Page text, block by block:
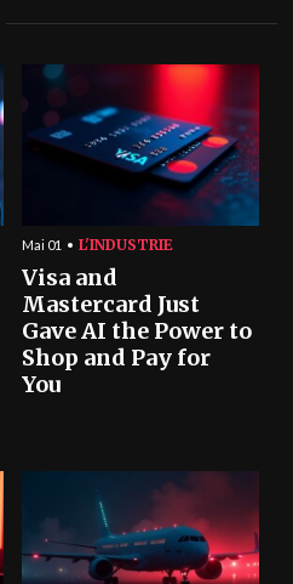
Mai 01 L'INDUSTRIE
Visa and
Mastercard Just
Gave AI the Power to
Shop and Pay for
You